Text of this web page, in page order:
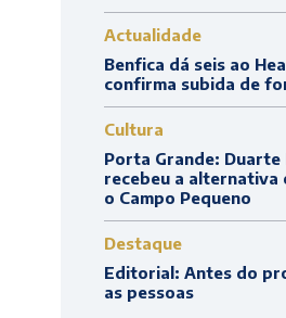
Actualidade
Benfica dá seis ao
confirma subida de
Cultura
Porta Grande: Duarte
recebeu a alternativa
o Campo Pequeno
Destaque
Editorial: Antes do
as pessoas